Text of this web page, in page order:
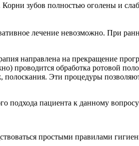
зубов полностью оголены и
лечение невозможно. При
направлена на прекращение
проводится обработка ротовой
Эти процедуры
подхода пациента к данному вопросу
простыми правилами